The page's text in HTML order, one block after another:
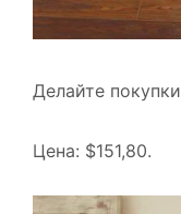
Делайте покупки
Цена: $151,80.